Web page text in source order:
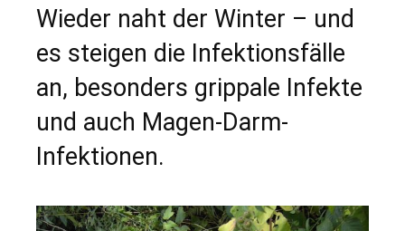
Wieder naht der Winter – und
es steigen die Infektionsfälle
an, besonders grippale Infekte
und auch Magen-Darm-
Infektionen.